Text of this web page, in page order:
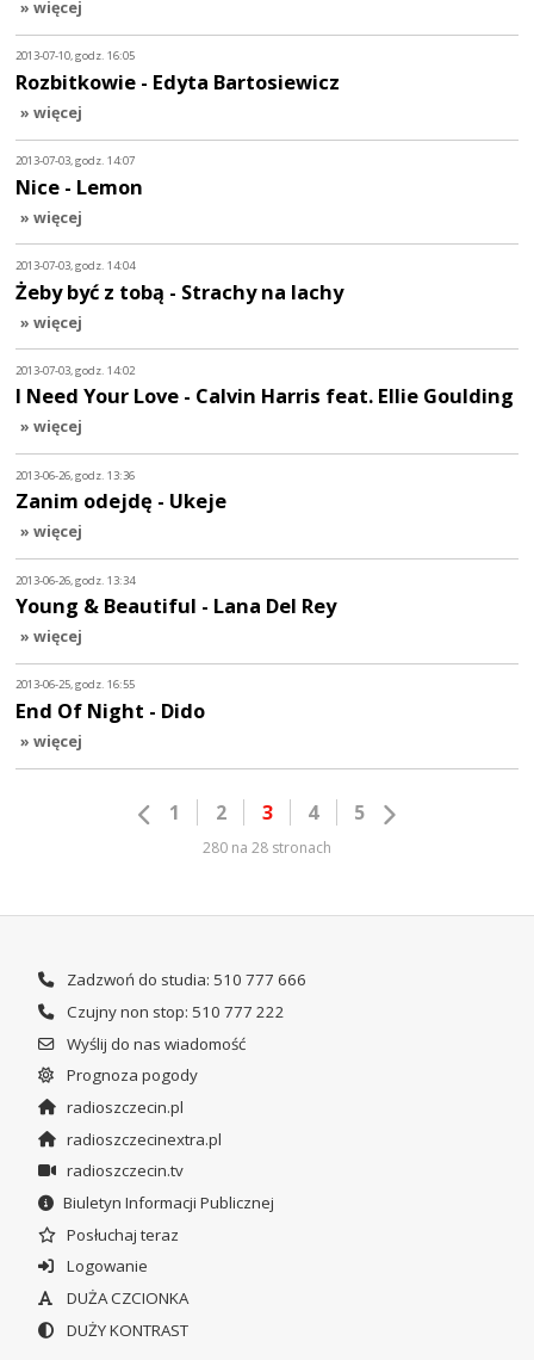
» więcej
2013-07-10, godz. 16:05
Rozbitkowie - Edyta Bartosiewicz
» więcej
2013-07-03, godz. 14:07
Nice - Lemon
» więcej
2013-07-03, godz. 14:04
Żeby być z tobą - Strachy na lachy
» więcej
2013-07-03, godz. 14:02
I Need Your Love - Calvin Harris feat. Ellie Goulding
» więcej
2013-06-26, godz. 13:36
Zanim odejdę - Ukeje
» więcej
2013-06-26, godz. 13:34
Young & Beautiful - Lana Del Rey
» więcej
2013-06-25, godz. 16:55
End Of Night - Dido
» więcej
1 2 3 4 5
280 na 28 stronach
Zadzwoń do studia: 510 777 666
Czujny non stop: 510 777 222
Wyślij do nas wiadomość
Prognoza pogody
radioszczecin.pl
radioszczecinextra.pl
radioszczecin.tv
Biuletyn Informacji Publicznej
Posłuchaj teraz
Logowanie
DUŻA CZCIONKA
DUŻY KONTRAST